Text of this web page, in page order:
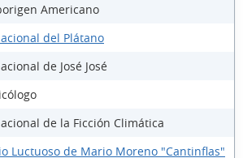
Americano
del Plátano
de José José
de la Ficción Climática
Luctuoso de Mario Moreno "Cantinflas"